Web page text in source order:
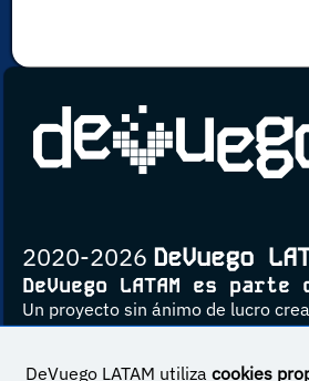
2020-2026 DeVuego
DeVuego LATAM es parte
Un proyecto sin ánimo de lucro
DeVuego LATAM utiliza cookies